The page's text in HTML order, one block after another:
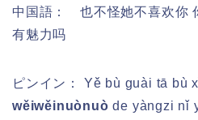
中国語： 也不怪她不喜欢你
有魅力吗
ピンイン： Yě bù guài tā bù
wěiwěinuònuò de yàngzi nǐ